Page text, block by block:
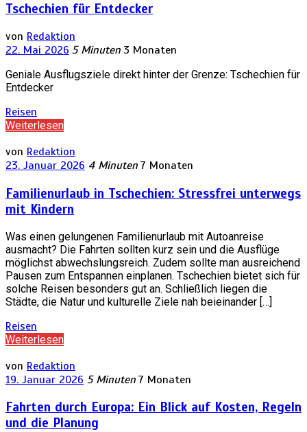
Tschechien für Entdecker
von Redaktion
22. Mai 2026 5 Minuten 3 Monaten
Geniale Ausflugsziele direkt hinter der Grenze: Tschechien für
Entdecker
Reisen
Weiterlesen
von Redaktion
23. Januar 2026 4 Minuten 7 Monaten
Familienurlaub in Tschechien: Stressfrei unterwegs
mit Kindern
Was einen gelungenen Familienurlaub mit Autoanreise
ausmacht? Die Fahrten sollten kurz sein und die Ausflüge
möglichst abwechslungsreich. Zudem sollte man ausreichend
Pausen zum Entspannen einplanen. Tschechien bietet sich für
solche Reisen besonders gut an. Schließlich liegen die
Städte, die Natur und kulturelle Ziele nah beieinander […]
Reisen
Weiterlesen
von Redaktion
19. Januar 2026 5 Minuten 7 Monaten
Fahrten durch Europa: Ein Blick auf Kosten, Regeln
und die Planung